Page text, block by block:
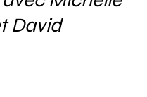
David